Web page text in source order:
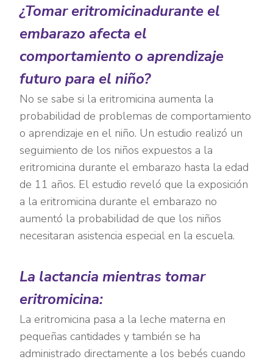
¿Tomar eritromicinadurante el
embarazo afecta el
comportamiento o aprendizaje
futuro para el niño?
No se sabe si la eritromicina aumenta la
probabilidad de problemas de comportamiento
o aprendizaje en el niño. Un estudio realizó un
seguimiento de los niños expuestos a la
eritromicina durante el embarazo hasta la edad
de 11 años. El estudio reveló que la exposición
a la eritromicina durante el embarazo no
aumentó la probabilidad de que los niños
necesitaran asistencia especial en la escuela.
La lactancia mientras tomar
eritromicina:
La eritromicina pasa a la leche materna en
pequeñas cantidades y también se ha
administrado directamente a los bebés cuando